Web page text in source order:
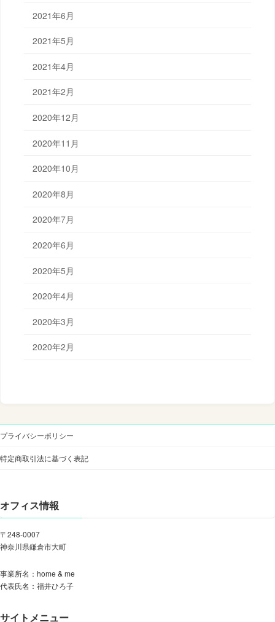
2021年6月
2021年5月
2021年4月
2021年2月
2020年12月
2020年11月
2020年10月
2020年8月
2020年7月
2020年6月
2020年5月
2020年4月
2020年3月
2020年2月
プライバシーポリシー
特定商取引法に基づく表記
オフィス情報
〒248-0007
神奈川県鎌倉市大町
事業所名：home & me
代表氏名：福井ひろ子
サイトメニュー